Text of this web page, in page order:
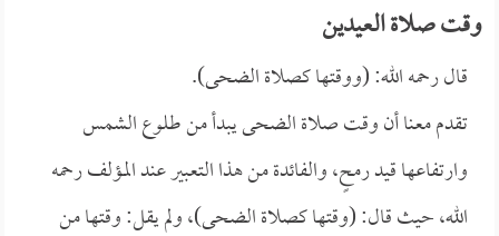
وقت صلاة العيدين
قال رحمه الله: (ووقتها كصلاة الضحى).
تقدم معنا أن وقت صلاة الضحى يبدأ من طلوع الشمس
وارتفاعها قيد رمحٍ، والفائدة من هذا التعبير عند المؤلف رحمه
الله، حيث قال: (وقتها كصلاة الضحى)، ولم يقل: وقتها من